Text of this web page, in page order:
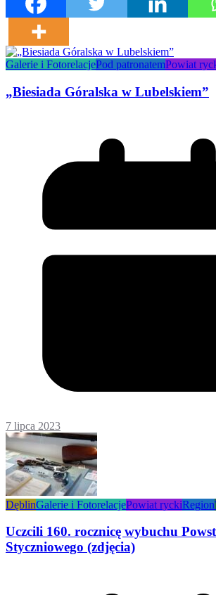
Galerie i FotorelacjePod patronatemPowiat
„Biesiada Góralska w Lubelskiem”
7 lipca 2023
DęblinGalerie i FotorelacjePowiat ryckiRegion
Uczcili 160. rocznicę wybuchu
Styczniowego (zdjęcia)